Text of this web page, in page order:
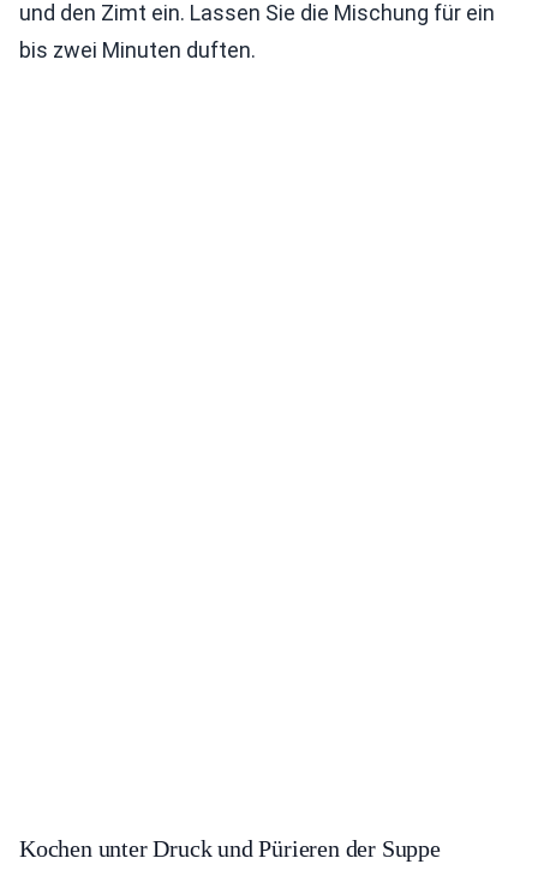
und den Zimt ein. Lassen Sie die Mischung für ein
bis zwei Minuten duften.
Kochen unter Druck und Pürieren der Suppe